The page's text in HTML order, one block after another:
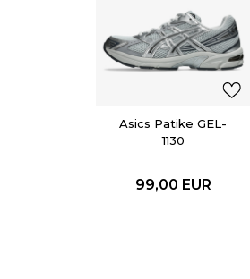
Asics Patike GEL-
1130
99,00 EUR